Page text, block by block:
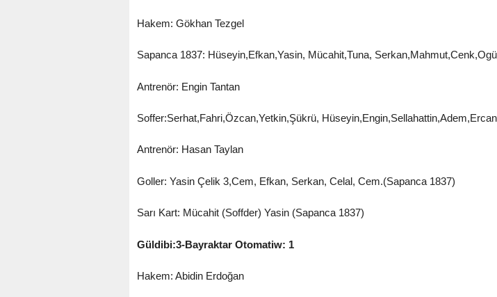
Hakem: Gökhan Tezgel
Sapanca 1837: Hüseyin,Efkan,Yasin, Mücahit,Tuna,
Antrenör: Engin Tantan
Soffer:Serhat,Fahri,Özcan,Yetkin,Şükrü,
Antrenör: Hasan Taylan
Goller: Yasin Çelik 3,Cem, Efkan, Serkan, Celal, Cem.(Sapanca 1837)
Sarı Kart: Mücahit (Soffder) Yasin (Sapanca 1837)
Güldibi:3-Bayraktar Otomatiw: 1
Hakem: Abidin Erdoğan